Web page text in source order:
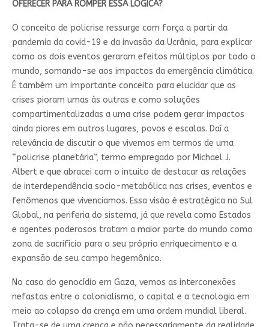
OFERECER PARA ROMPER ESSA LÓGICA?
O conceito de policrise ressurge com força a partir da
pandemia da covid-19 e da invasão da Ucrânia, para explicar
como os dois eventos geraram efeitos múltiplos por todo o
mundo, somando-se aos impactos da emergência climática.
É também um importante conceito para elucidar que as
crises pioram umas às outras e como soluções
compartimentalizadas a uma crise podem gerar impactos
ainda piores em outros lugares, povos e escalas. Daí a
relevância de discutir o que vivemos em termos de uma
“policrise planetária”, termo empregado por Michael J.
Albert e que abracei com o intuito de destacar as relações
de interdependência socio-metabólica nas crises, eventos e
fenômenos que vivenciamos. Essa visão é estratégica no Sul
Global, na periferia do sistema, já que revela como Estados
e agentes poderosos tratam a maior parte do mundo como
zona de sacrifício para o seu próprio enriquecimento e a
expansão de seu campo hegemônico.
No caso do genocídio em Gaza, vemos as interconexões
nefastas entre o colonialismo, o capital e a tecnologia em
meio ao colapso da crença em uma ordem mundial liberal.